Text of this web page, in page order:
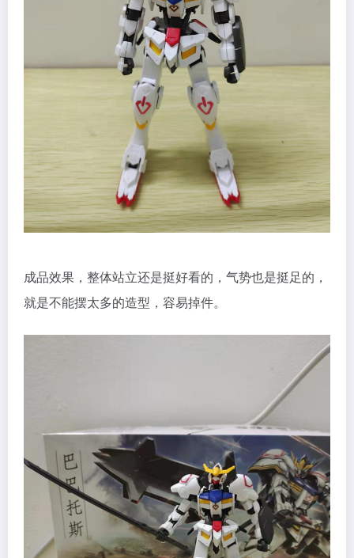
成品效果，整体站立还是挺好看的，气势也是挺足的，
就是不能摆太多的造型，容易掉件。